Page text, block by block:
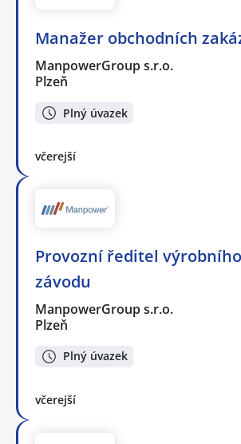
Manažer obchodních
ManpowerGroup s.r.o.
Plzeň
Plný úvazek
včerejší
Provozní ředitel výrobního
závodu
ManpowerGroup s.r.o.
Plzeň
Plný úvazek
včerejší